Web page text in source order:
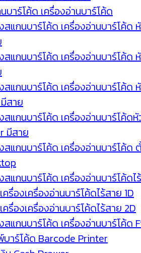
บาร์โค้ด เครื่องอ่านบาร์โค้ด
สแกนบาร์โค้ด เครื่องอ่านบาร์โค้ด
สแกนบาร์โค้ด เครื่องอ่านบาร์โค้ด
สแกนบาร์โค้ด เครื่องอ่านบาร์โค้ด
สาย
สแกนบาร์โค้ด เครื่องอ่านบาร์โค้ด
มีสาย
สแกนบาร์โค้ด เครื่องอ่านบาร์โค้ด
สแกนบาร์โค้ด เครื่องอ่านบาร์โค้ดไ
เครื่องเครื่องอ่านบาร์โค้ดไร้สาย 1D
เครื่องเครื่องอ่านบาร์โค้ดไร้สาย 2D
สแกนบาร์โค้ด เครื่องอ่านบาร์โค้ด
าร์โค้ด Barcode Printer